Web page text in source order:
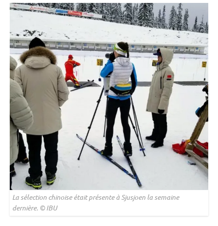
La sélection chinoise était présente à Sjusjoen la semaine
dernière. ©IBU